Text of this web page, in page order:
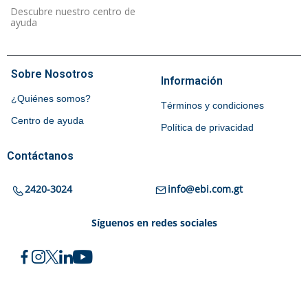
Descubre nuestro centro de
ayuda
Sobre Nosotros
¿Quiénes somos?
Centro de ayuda
Información
Términos y condiciones
Política de privacidad
Contáctanos
2420-3024 info@ebi.com.gt
Síguenos en redes sociales